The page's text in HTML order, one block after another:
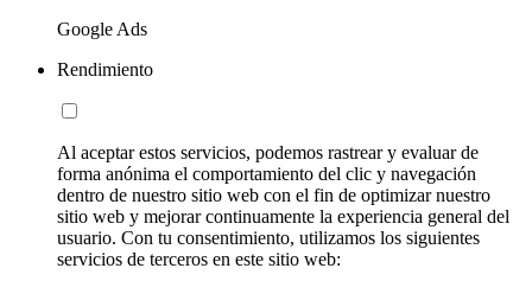
Google Ads
Rendimiento
Al aceptar estos servicios, podemos rastrear y evaluar de
forma anónima el comportamiento del clic y navegación
dentro de nuestro sitio web con el fin de optimizar nuestro
sitio web y mejorar continuamente la experiencia general del
usuario. Con tu consentimiento, utilizamos los siguientes
servicios de terceros en este sitio web: